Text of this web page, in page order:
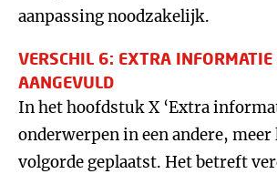
aanpassing noodzakelijk.
VERSCHIL 6: EXTRA INFORMATIE
AANGEVULD
In het hoofdstuk X ‘Extra
onderwerpen in een andere, meer
volgorde geplaatst. Het betreft